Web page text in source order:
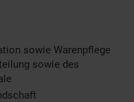
sowie Warenpflege
sowie des